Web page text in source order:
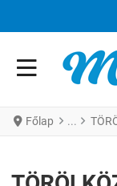
Főlap